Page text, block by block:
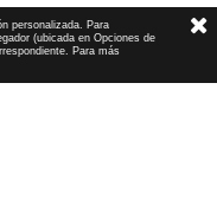
personalizada. Para
(ubicada en Opciones de
Para más